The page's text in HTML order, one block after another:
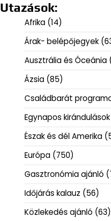
Utazások:
Afrika (14)
Árak- belépőjegyek
Ausztrália és Óceánia
Ázsia (85)
Családbarát
Egynapos kirándulások
Észak és dél Amerika
Európa (750)
Gasztronómia ajánló
Időjárás kalauz (56)
Közlekedés ajánló (63)